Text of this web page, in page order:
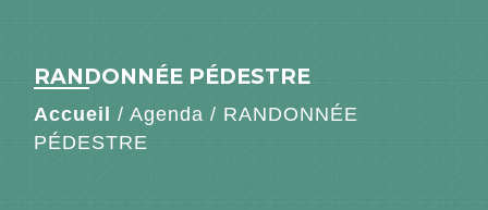
RANDONNÉE PÉDESTRE
Accueil / Agenda / RANDONNÉE
PÉDESTRE